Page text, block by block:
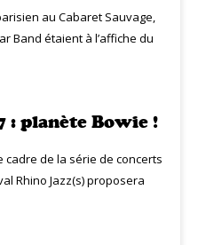
au Cabaret Sauvage,
Band étaient à l’affiche du
: planète Bowie !
cadre de la série de concerts
Rhino Jazz(s) proposera